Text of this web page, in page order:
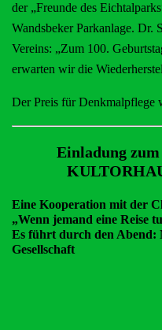
der „Freunde des
Wandsbeker Parkanlage. Dr.
Vereins: „Zum 100.
erwarten wir die
Der Preis für Denkmalpflege
Einladung
Eine Kooperation mit der
„Wenn jemand eine Reise
Es führt durch den Abend:
Gesellschaft